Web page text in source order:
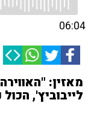
06:04
מאזין:
לייבוביץ',